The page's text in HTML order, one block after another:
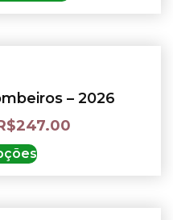
– 2026
247.00